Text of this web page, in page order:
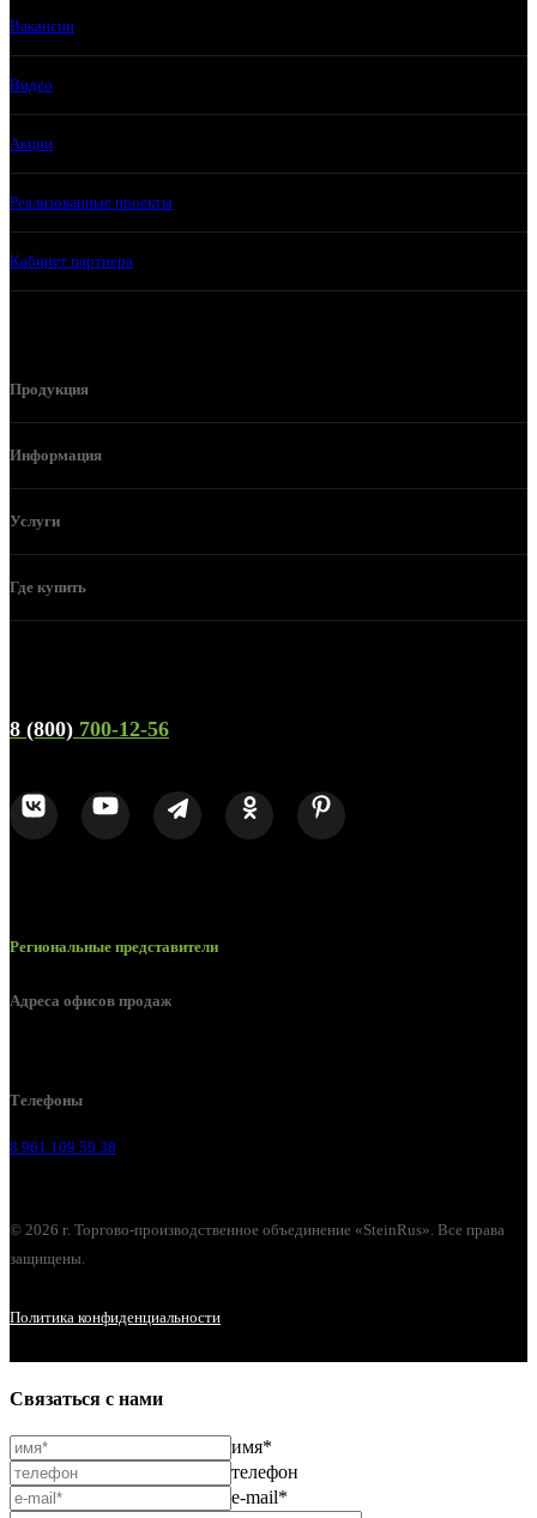
Вакансии
Видео
Акции
Реализованные проекты
Кабинет партнера
Продукция
Информация
Услуги
Где купить
8 (800) 700-12-56
Региональные представители
Адреса офисов продаж
Телефоны
8 961 109 59 38
© 2026 г. Торгово-производственное объединение «SteinRus». Все права
защищены.
Политика конфиденциальности
Связаться с нами
имя*
телефон
e-mail*